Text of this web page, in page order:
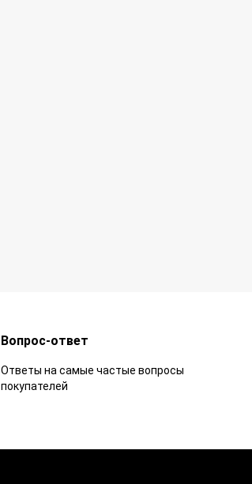
Вопрос-ответ
Ответы на самые частые вопросы
покупателей